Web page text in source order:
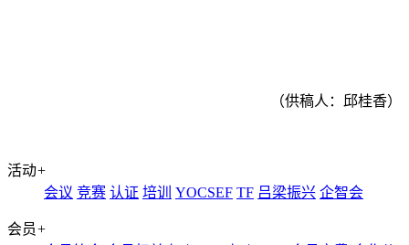
（供稿人：邱桂香）
活动+
会议 竞赛 认证 培训 YOCSEF TF 吕梁振兴 企智会
会员+